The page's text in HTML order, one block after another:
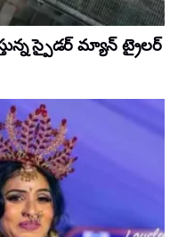
స్పైడర్ మ్యాన్ ట్రైలర్